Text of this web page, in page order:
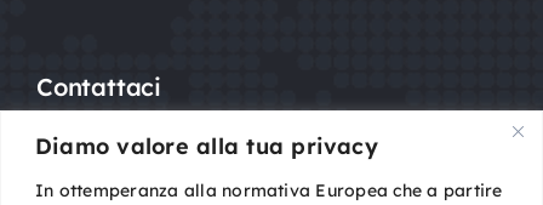
Diamo valore alla tua privacy
In ottemperanza alla normativa Europea che a partire
Contattaci
Mail:segreteria@sigot.org
PEC:sigot@pec.it